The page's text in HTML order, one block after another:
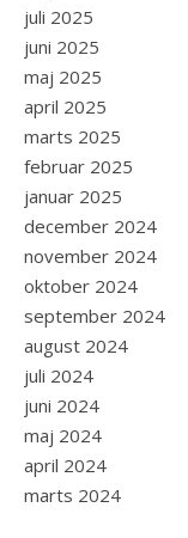
juli 2025
juni 2025
maj 2025
april 2025
marts 2025
februar 2025
januar 2025
december 2024
november 2024
oktober 2024
september 2024
august 2024
juli 2024
juni 2024
maj 2024
april 2024
marts 2024